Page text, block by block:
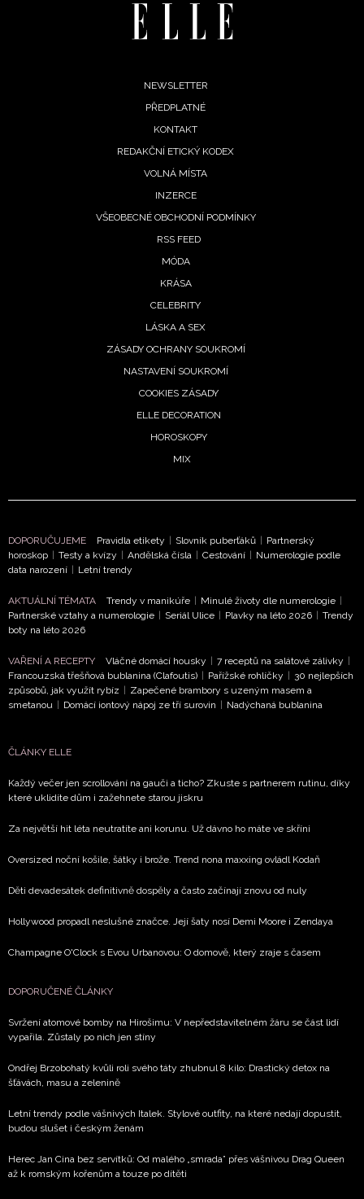
NEWSLETTER
PŘEDPLATNÉ
KONTAKT
REDAKČNÍ ETICKÝ KODEX
VOLNÁ MÍSTA
INZERCE
VŠEOBECNÉ OBCHODNÍ PODMÍNKY
RSS FEED
MÓDA
KRÁSA
CELEBRITY
LÁSKA A SEX
ZÁSADY OCHRANY SOUKROMÍ
NASTAVENÍ SOUKROMÍ
COOKIES ZÁSADY
ELLE DECORATION
HOROSKOPY
MIX
DOPORUČUJEME Pravidla etikety Slovník puberťáků
Partnerský
horoskop
Testy a kvízy Andělská čísla Cestování
Numerologie podle
data narození
Letní trendy
AKTUÁLNÍ TÉMATA Trendy v manikúře Minulé životy dle numerologie
Partnerské vztahy a numerologie
Seriál Ulice Plavky na léto 2026
Trendy
boty na léto 2026
VAŘENÍ A RECEPTY Vláčné domácí housky 7 receptů na salátové zálivky
Francouzská třešňová bublanina (Clafoutis)
Pařížské rohlíčky
30 nejlepších
způsobů, jak využít rybíz
Zapečené brambory s uzeným masem a
smetanou
Domácí iontový nápoj ze tří surovin Nadýchaná bublanina
ČLÁNKY ELLE
Každý večer jen scrollování na gauči a ticho? Zkuste s partnerem rutinu, díky
které uklidíte dům i zažehnete starou jiskru
Za největší hit léta neutratíte ani korunu. Už dávno ho máte ve skříni
Oversized noční košile, šátky i brože. Trend nona maxxing ovládl Kodaň
Děti devadesátek definitivně dospěly a často začínají znovu od nuly
Hollywood propadl neslušné značce. Její šaty nosí Demi Moore i Zendaya
Champagne O'Clock s Evou Urbanovou: O domově, který zraje s časem
DOPORUČENÉ ČLÁNKY
Svržení atomové bomby na Hirošimu: V nepředstavitelném žáru se část lidí
vypařila. Zůstaly po nich jen stíny
Ondřej Brzobohatý kvůli roli svého táty zhubnul 8 kilo: Drastický detox na
šťávách, masu a zelenině
Letní trendy podle vášnivých Italek. Stylové outfity, na které nedají dopustit,
budou slušet i českým ženám
Herec Jan Cina bez servítků: Od malého „smrada” přes vášnivou Drag Queen
až k romským kořenům a touze po dítěti